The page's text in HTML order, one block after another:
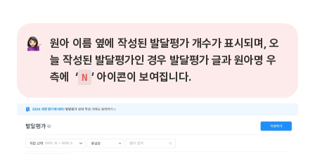
원아 이름 옆에 작성된 발달평가 개수가 표시되며, 오
늘 작성된 발달평가인 경우 발달평가 글과 원아명 우
측에  ‘ N ’ 아이콘이 보여집니다.